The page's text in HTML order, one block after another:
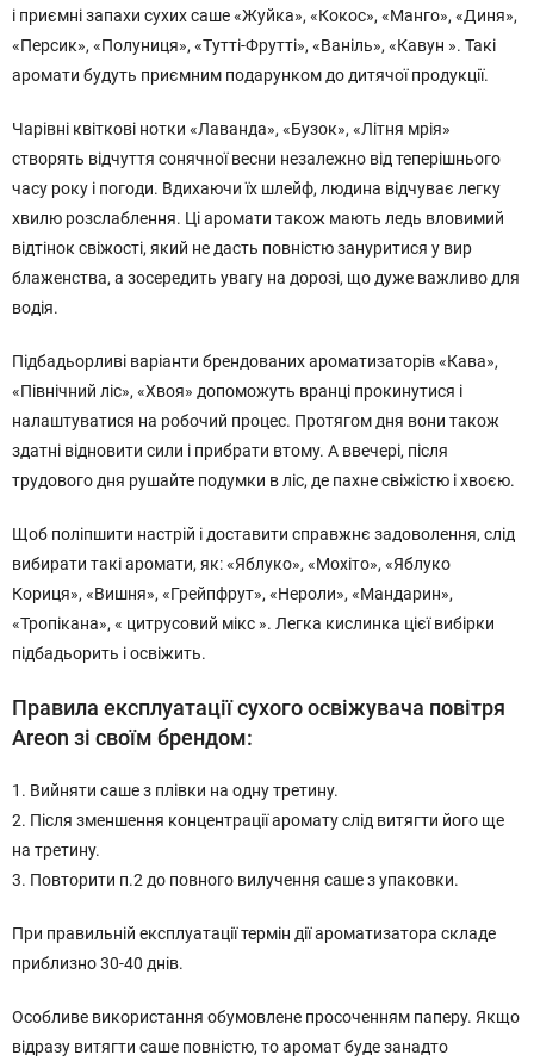
і приємні запахи сухих саше «Жуйка», «Кокос», «Манго», «Диня»,
«Персик», «Полуниця», «Тутті-Фрутті», «Ваніль», «Кавун ». Такі
аромати будуть приємним подарунком до дитячої продукції.
Чарівні квіткові нотки «Лаванда», «Бузок», «Літня мрія»
створять відчуття сонячної весни незалежно від теперішнього
часу року і погоди. Вдихаючи їх шлейф, людина відчуває легку
хвилю розслаблення. Ці аромати також мають ледь вловимий
відтінок свіжості, який не дасть повністю зануритися у вир
блаженства, а зосередить увагу на дорозі, що дуже важливо для
водія.
Підбадьорливі варіанти брендованих ароматизаторів «Кава»,
«Північний ліс», «Хвоя» допоможуть вранці прокинутися і
налаштуватися на робочий процес. Протягом дня вони також
здатні відновити сили і прибрати втому. А ввечері, після
трудового дня рушайте подумки в ліс, де пахне свіжістю і хвоєю.
Щоб поліпшити настрій і доставити справжнє задоволення, слід
вибирати такі аромати, як: «Яблуко», «Мохіто», «Яблуко
Кориця», «Вишня», «Грейпфрут», «Нероли», «Мандарин»,
«Тропікана», « цитрусовий мікс ». Легка кислинка цієї вибірки
підбадьорить і освіжить.
Правила експлуатації сухого освіжувача повітря
Areon зі своїм брендом:
1. Вийняти саше з плівки на одну третину.
2. Після зменшення концентрації аромату слід витягти його ще
на третину.
3. Повторити п.2 до повного вилучення саше з упаковки.
При правильній експлуатації термін дії ароматизатора складе
приблизно 30-40 днів.
Особливе використання обумовлене просоченням паперу. Якщо
відразу витягти саше повністю, то аромат буде занадто